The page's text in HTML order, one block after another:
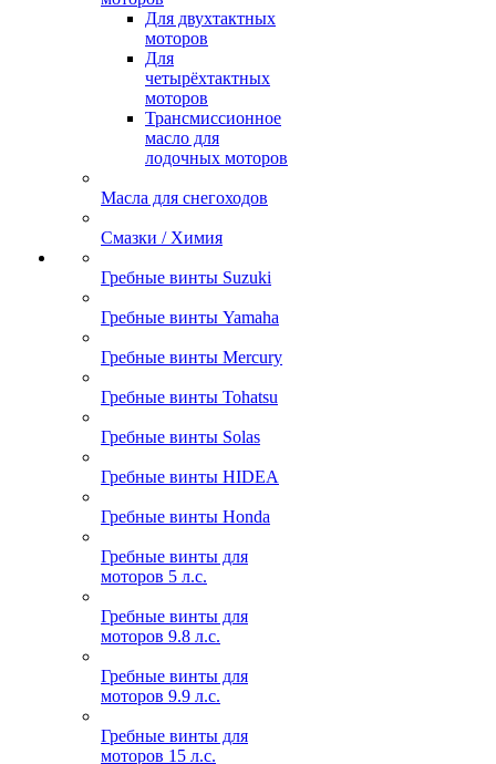
Для двухтактных
моторов
Для
четырёхтактных
моторов
Трансмиссионное
масло для
лодочных моторов
Масла для снегоходов
Смазки / Химия
Гребные винты Suzuki
Гребные винты Yamaha
Гребные винты Mercury
Гребные винты Tohatsu
Гребные винты Solas
Гребные винты HIDEA
Гребные винты Honda
Гребные винты для
моторов 5 л.с.
Гребные винты для
моторов 9.8 л.с.
Гребные винты для
моторов 9.9 л.с.
Гребные винты для
моторов 15 л.с.